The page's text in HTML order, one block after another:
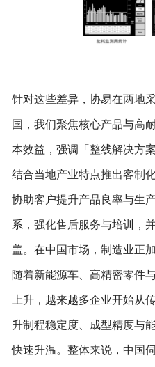
针对这些差异，协易在两地
国，我们聚焦核心产品与高
本效益，强调「整线解决方
结合当地产业特点推出客制
协助客户提升产品良率与生
系，强化售后服务与培训，
盖。在中国市场，制造业正
随着新能源车、高精密零件
上升，越来越多企业开始从
升制程稳定度、成型精度与
快速升温。整体来说，中国